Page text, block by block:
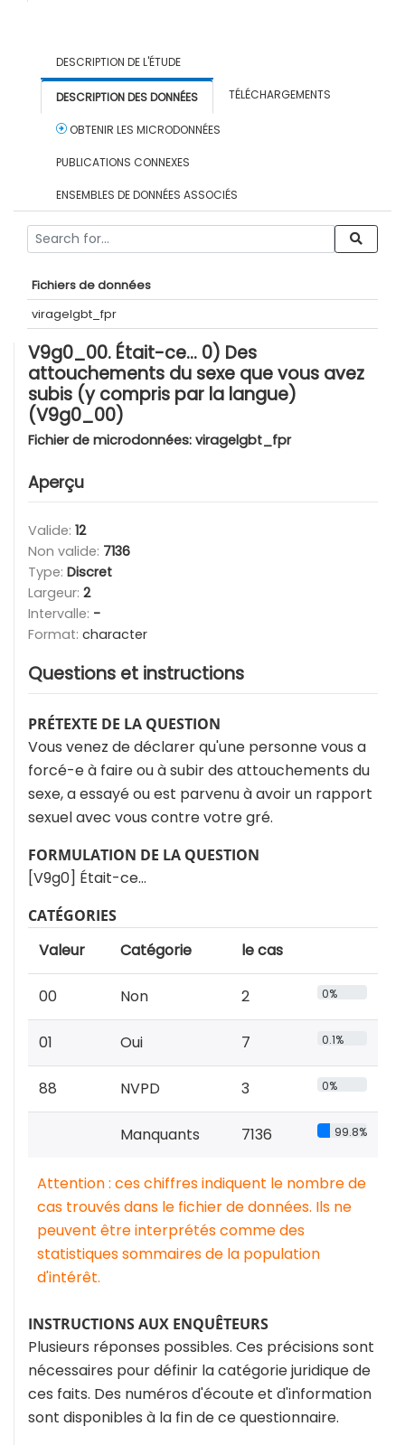
DESCRIPTION DE L'ÉTUDE
DESCRIPTION DES DONNÉES TÉLÉCHARGEMENTS
OBTENIR LES MICRODONNÉES
PUBLICATIONS CONNEXES
ENSEMBLES DE DONNÉES ASSOCIÉS
Fichiers de données
viragelgbt_fpr
V9g0_00. Était-ce… 0) Des
attouchements du sexe que vous avez
subis (y compris par la langue)
(V9g0_00)
Fichier de microdonnées: viragelgbt_fpr
Aperçu
Valide: 12
Non valide: 7136
Type: Discret
Largeur: 2
Intervalle: -
Format: character
Questions et instructions
PRÉTEXTE DE LA QUESTION
Vous venez de déclarer qu'une personne vous a
forcé-e à faire ou à subir des attouchements du
sexe, a essayé ou est parvenu à avoir un rapport
sexuel avec vous contre votre gré.
FORMULATION DE LA QUESTION
[V9g0] Était-ce…
CATÉGORIES
Valeur Catégorie le cas
00 Non 2 0%
01 Oui 7 0.1%
88 NVPD 3 0%
Manquants 7136 99.8%
Attention : ces chiffres indiquent le nombre de
cas trouvés dans le fichier de données. Ils ne
peuvent être interprétés comme des
statistiques sommaires de la population
d'intérêt.
INSTRUCTIONS AUX ENQUÊTEURS
Plusieurs réponses possibles. Ces précisions sont
nécessaires pour définir la catégorie juridique de
ces faits. Des numéros d'écoute et d'information
sont disponibles à la fin de ce questionnaire.